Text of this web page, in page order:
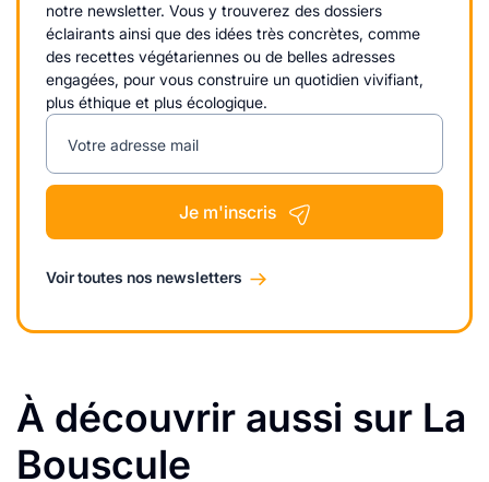
notre newsletter. Vous y trouverez des dossiers
éclairants ainsi que des idées très concrètes, comme
des recettes végétariennes ou de belles adresses
engagées, pour vous construire un quotidien vivifiant,
plus éthique et plus écologique.
Votre adresse mail
Je m'inscris
Voir toutes nos newsletters
À découvrir aussi sur La
Bouscule